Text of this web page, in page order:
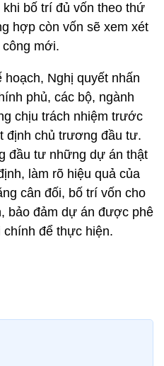
bố trí đủ vốn theo thứ
hợp còn vốn sẽ xem xét
mới.
Nghị quyết nhấn
phủ, các bộ, ngành
chịu trách nhiệm trước
định chủ trương đầu tư.
đầu tư những dự án thật
làm rõ hiệu quả của
cân đối, bố trí vốn cho
bảo đảm dự án được phê
để thực hiện.